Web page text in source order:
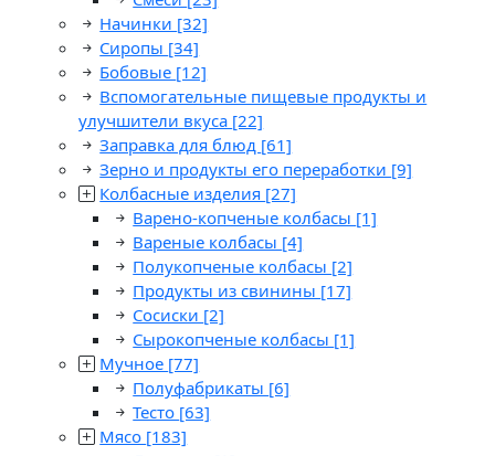
Начинки [32]
Сиропы [34]
Бобовые [12]
Вспомогательные пищевые продукты и
улучшители вкуса [22]
Заправка для блюд [61]
Зерно и продукты его переработки [9]
Колбасные изделия [27]
Варено-копченые колбасы [1]
Вареные колбасы [4]
Полукопченые колбасы [2]
Продукты из свинины [17]
Сосиски [2]
Сырокопченые колбасы [1]
Мучное [77]
Полуфабрикаты [6]
Тесто [63]
Мясо [183]